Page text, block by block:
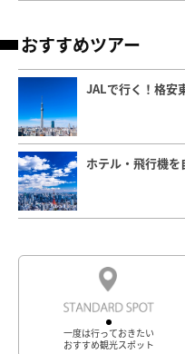
おすすめツアー
JALで行く！格安
ホテル・飛行機
一度は行っておきたい
おすすめ観光スポット